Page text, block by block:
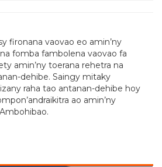
fironana vaovao eo amin’ny
fomba fambolena vaovao fa
amin’ny toerana rehetra na
dehibe. Saingy mitaky
raha tao antanan-dehibe hoy
ao amin’ny